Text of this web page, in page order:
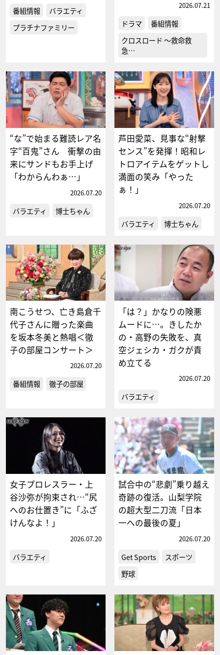
番組情報
バラエティ
プラチナファミリー
2026.07.21
ドラマ
番組情報
クロスロード ～救命救
急…
“な”で始まる難読レア名
字“百鬼”さん 衝撃の由
来にサンドもお手上げ
「わからんわぁ…」
2026.07.20
バラエティ 博士ちゃん
芦田愛菜、見事な“射撃
センス”を発揮！昭和レ
トロアイテムをゲットし
満面の笑み「やった
ぁ！」
2026.07.20
バラエティ 博士ちゃん
南こうせつ、亡き島倉千
代子さんに贈った楽曲
を坂本冬美と熱唱＜徹
子の部屋コンサート＞
2026.07.20
番組情報 徹子の部屋
「は？」かなりの険悪
ムードに…。きしたか
の・高野の失敗を、真
空ジェシカ・ガクが責
め立てる
2026.07.20
バラエティ
女子プロレスラー・上
谷沙弥が拘束され…“尻
へのお仕置き”に「ふざ
けんなよ！」
2026.07.20
バラエティ
試合中の“悲劇”乗り越え
奇跡の復活。山梨学院
の超大型二刀流「日本
一への最後の夏」
2026.07.20
Get Sports
スポーツ
野球